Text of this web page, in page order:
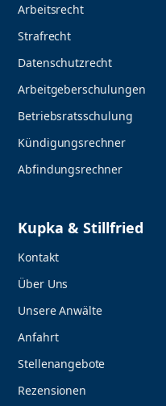
Arbeitsrecht
Strafrecht
Datenschutzrecht
Arbeitgeberschulungen
Betriebsratsschulung
Kündigungsrechner
Abfindungsrechner
Kupka & Stillfried
Kontakt
Über Uns
Unsere Anwälte
Anfahrt
Stellenangebote
Rezensionen